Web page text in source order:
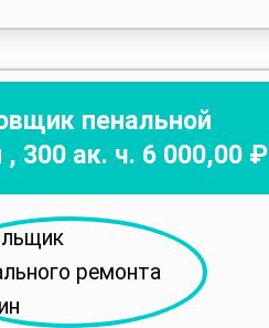
пенальной
, 300 ак. ч. 6 000,00 ₽